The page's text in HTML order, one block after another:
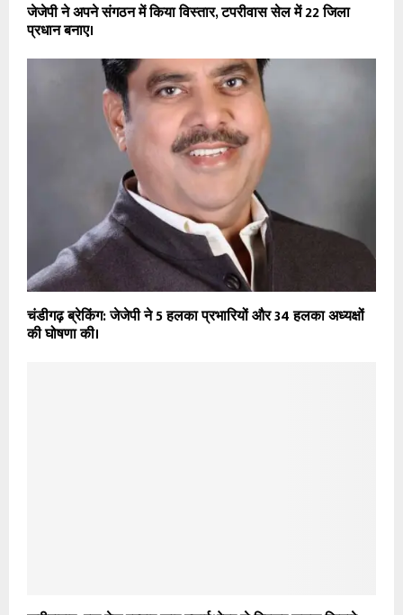
जेजेपी ने अपने संगठन में किया विस्तार, टपरीवास सेल में 22 जिला
प्रधान बनाए।
चंडीगढ़ ब्रेकिंग: जेजेपी ने 5 हलका प्रभारियों और 34 हलका अध्यक्षों
की घोषणा की।